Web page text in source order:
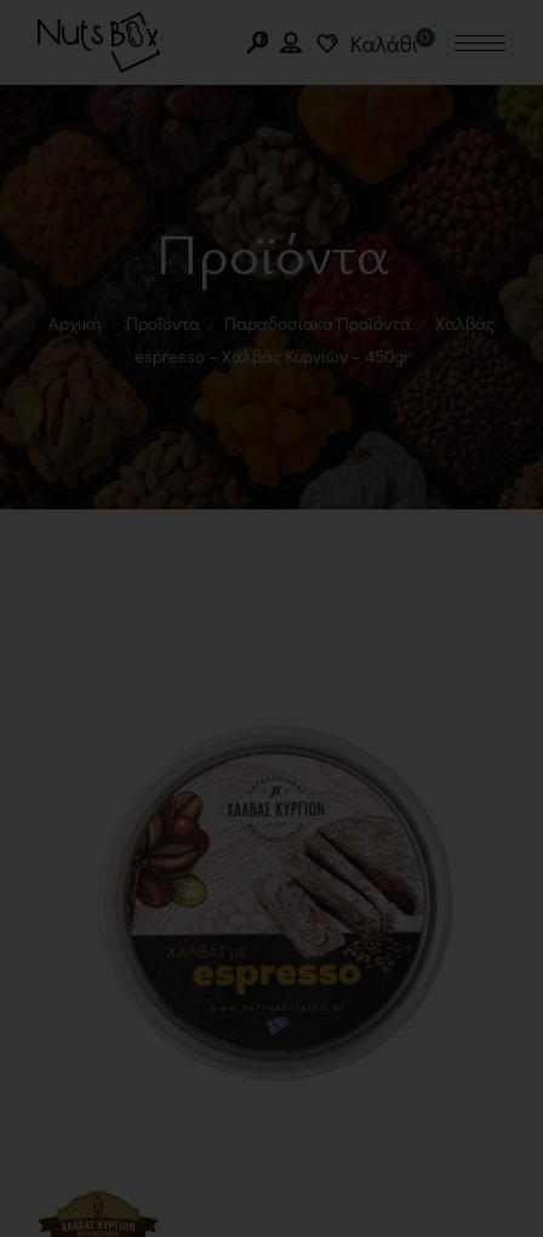
Καλάθι0
Προϊόντα
Αρχική Προϊόντα Παραδοσιακά Προϊόντα
Χαλβάς
espresso – Χαλβάς Κυργίων – 450gr